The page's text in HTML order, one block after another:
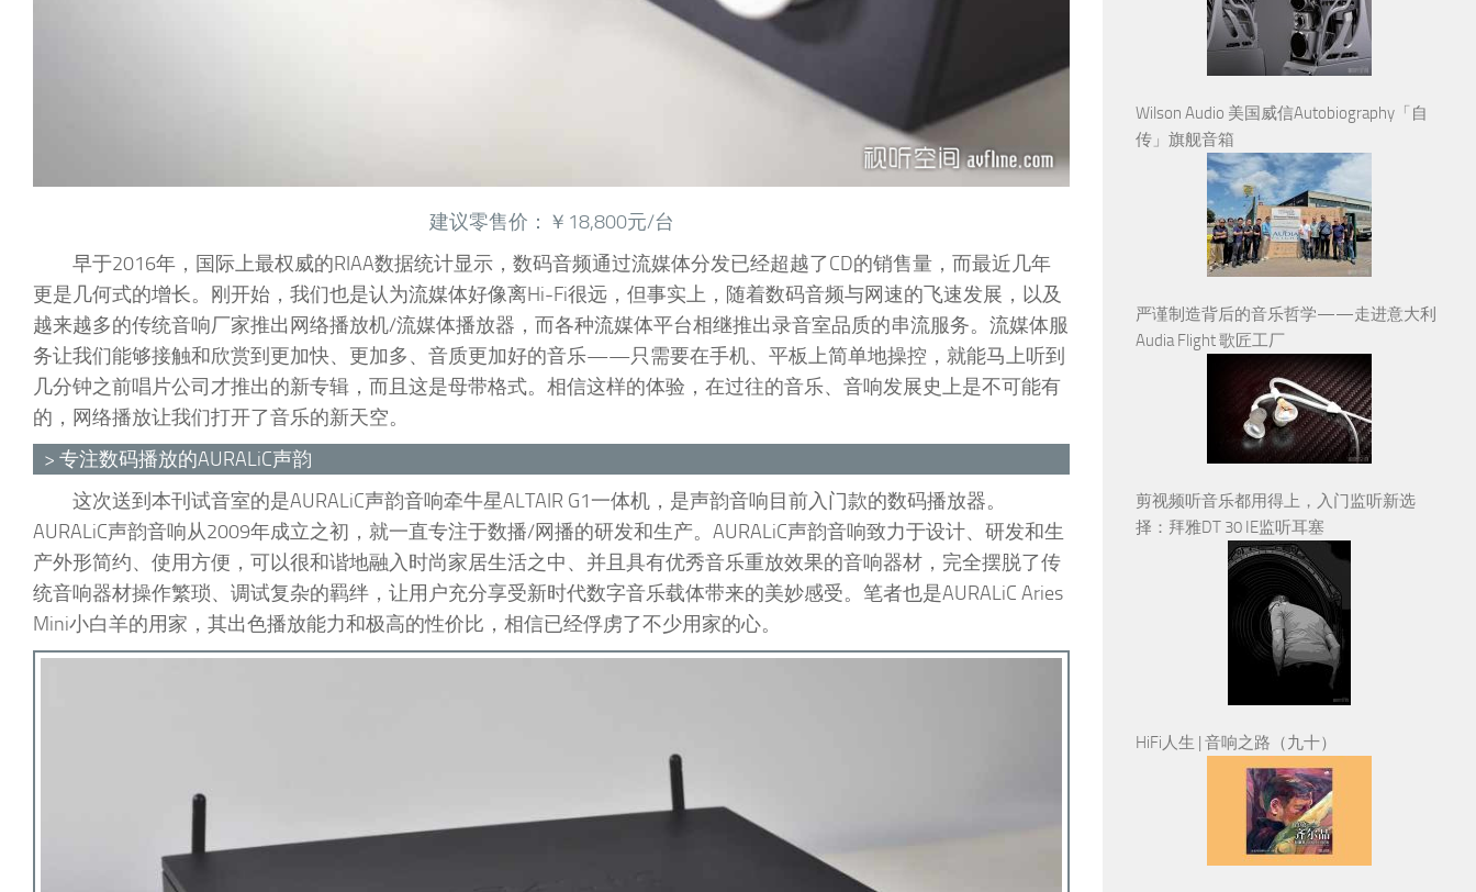
建议零售价：￥18,800元/台
早于2016年，国际上最权威的RIAA数据统计显示，数码音频通过流媒体分发已经超越了CD的销售量，而最近几年
更是几何式的增长。刚开始，我们也是认为流媒体好像离Hi-Fi很远，但事实上，随着数码音频与网速的飞速发展，以及
越来越多的传统音响厂家推出网络播放机/流媒体播放器，而各种流媒体平台相继推出录音室品质的串流服务。流媒体服
务让我们能够接触和欣赏到更加快、更加多、音质更加好的音乐——只需要在手机、平板上简单地操控，就能马上听到
几分钟之前唱片公司才推出的新专辑，而且这是母带格式。相信这样的体验，在过往的音乐、音响发展史上是不可能有
的，网络播放让我们打开了音乐的新天空。
> 专注数码播放的AURALiC声韵
这次送到本刊试音室的是AURALiC声韵音响牵牛星ALTAIR G1一体机，是声韵音响目前入门款的数码播放器。
AURALiC声韵音响从2009年成立之初，就一直专注于数播/网播的研发和生产。AURALiC声韵音响致力于设计、研发和生
产外形简约、使用方便，可以很和谐地融入时尚家居生活之中、并且具有优秀音乐重放效果的音响器材，完全摆脱了传
统音响器材操作繁琐、调试复杂的羁绊，让用户充分享受新时代数字音乐载体带来的美妙感受。笔者也是AURALiC Aries
Mini小白羊的用家，其出色播放能力和极高的性价比，相信已经俘虏了不少用家的心。
Wilson Audio 美国威信Autobiography「自
传」旗舰音箱
严谨制造背后的音乐哲学——走进意大利
Audia Flight 歌匠工厂
剪视频听音乐都用得上，入门监听新选
择：拜雅DT 30 IE监听耳塞
HiFi人生 | 音响之路（九十）